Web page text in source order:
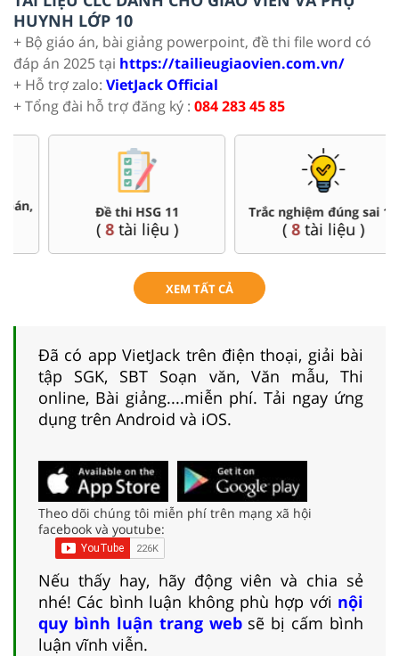
HUYNH LỚP 10
+ Bộ giáo án, bài giảng powerpoint, đề thi file word có
đáp án 2025 tại https://tailieugiaovien.com.vn/
+ Hỗ trợ zalo: VietJack Official
+ Tổng đài hỗ trợ đăng ký : 084 283 45 85
Đề thi HSG 11
tài liệu )
Trắc nghiệm đúng sai 11
tài liệu )
XEM TẤT CẢ
Đã có app VietJack trên điện thoại, giải bài
tập SGK, SBT Soạn văn, Văn mẫu, Thi
online, Bài giảng....miễn phí. Tải ngay ứng
dụng trên Android và iOS.
Theo dõi chúng tôi miễn phí trên mạng xã hội
facebook và youtube:
Nếu thấy hay, hãy động viên và chia sẻ
nhé! Các bình luận không phù hợp với nội
quy bình luận trang websẽ bị cấm bình
luận vĩnh viễn.